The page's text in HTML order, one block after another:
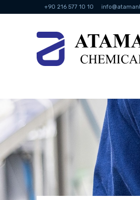
+90 216 577 10 10